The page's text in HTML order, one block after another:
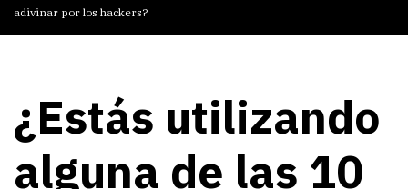
adivinar por los hackers?
¿Estás utilizando
alguna de las 10